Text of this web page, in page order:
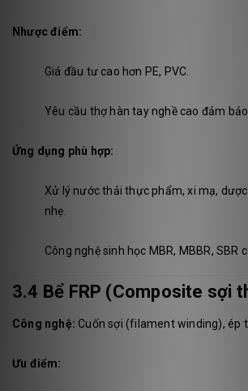
Nhược điểm:
Giá đầu tư cao hơn PE, PVC.
Yêu cầu thợ hàn tay nghề cao đảm
Ứng dụng phù hợp:
Xử lý nước thải thực phẩm, xi mạ,
nhẹ.
Công nghệ sinh học MBR, MBBR, SBR
3.4 Bể FRP (Composite sợi
Công nghệ: Cuốn sợi (filament winding), ép
Ưu điểm: